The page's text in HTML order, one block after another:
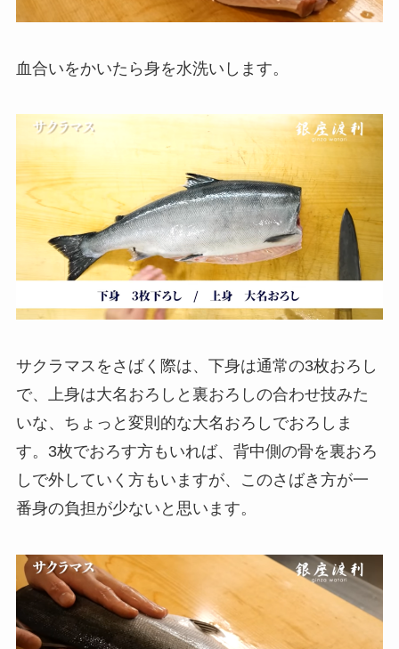
血合いをかいたら身を水洗いします。
サクラマスをさばく際は、下身は通常の3枚おろし
で、上身は大名おろしと裏おろしの合わせ技みた
いな、ちょっと変則的な大名おろしでおろしま
す。3枚でおろす方もいれば、背中側の骨を裏おろ
しで外していく方もいますが、このさばき方が一
番身の負担が少ないと思います。